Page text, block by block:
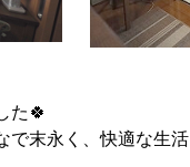
た🍀
で末永く、快適な生